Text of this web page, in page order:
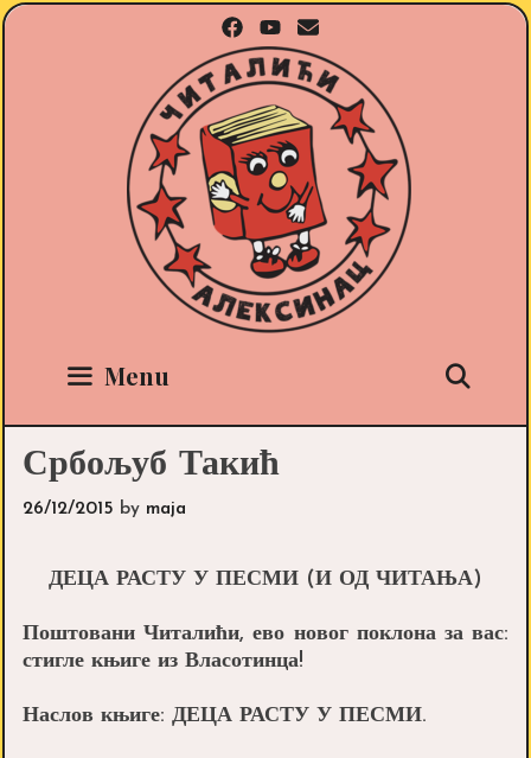
Skip
Menu
Србољуб Такић
26/12/2015 by maja
ДЕЦА РАСТУ У ПЕСМИ (И ОД ЧИТАЊА)
Поштовани Читалићи, ево новог поклона за вас:
стигле књиге из Власотинца!
Наслов књиге: ДЕЦА РАСТУ У ПЕСМИ.